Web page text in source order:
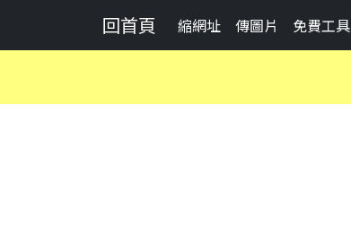
回首頁 縮網址 傳圖片 免費工具